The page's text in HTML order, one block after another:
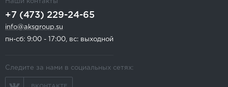
Наши контакты
+7 (473) 229-24-65
info@aksgroup.su
пн-сб: 9:00 - 17:00, вс: выходной
Следите за нами в социальных сетях: